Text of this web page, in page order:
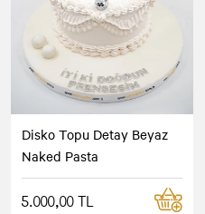
Disko Topu Detay Beyaz
Naked Pasta
5.000,00 TL